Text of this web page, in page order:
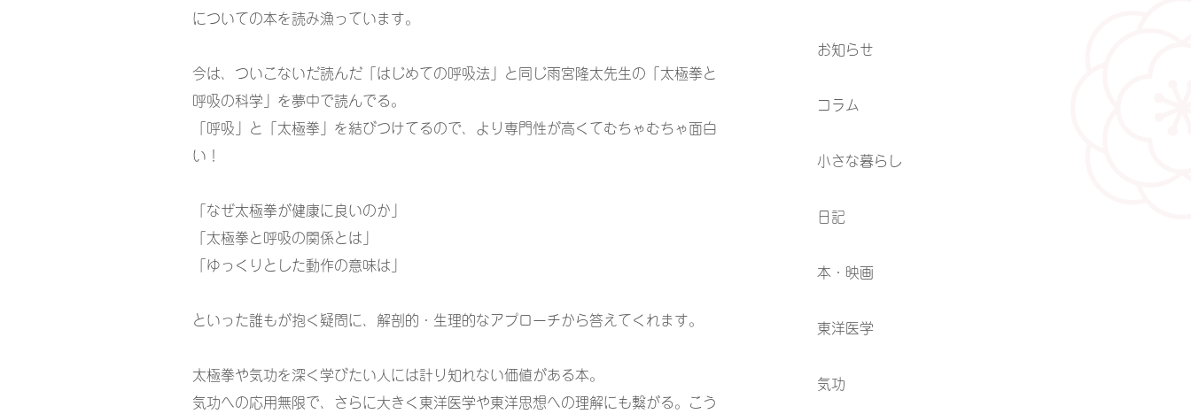
についての本を読み漁っています。
今は、ついこないだ読んだ「はじめての呼吸法」と同じ雨宮隆太先生の「太極拳と
呼吸の科学」を夢中で読んでる。
「呼吸」と「太極拳」を結びつけてるので、より専門性が高くてむちゃむちゃ面白
い！
「なぜ太極拳が健康に良いのか」
「太極拳と呼吸の関係とは」
「ゆっくりとした動作の意味は」
といった誰もが抱く疑問に、解剖的・生理的なアプローチから答えてくれます。
太極拳や気功を深く学びたい人には計り知れない価値がある本。
気功への応用無限で、さらに大きく東洋医学や東洋思想への理解にも繋がる。こう
お知らせ
コラム
小さな暮らし
日記
本・映画
東洋医学
気功